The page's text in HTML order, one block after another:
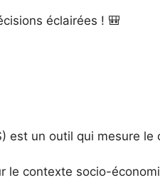
éclairées ! 🎒
est un outil qui mesure
le contexte socio-